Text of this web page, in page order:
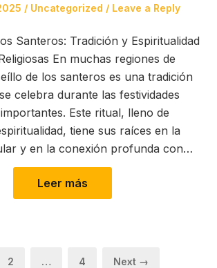
Posted
Uncategorized Leave a Reply
Santeros: Tradición y Espiritualidad
En muchas regiones de
de los santeros es una tradición
celebra durante las festividades
Este ritual, lleno de
tiene sus raíces en la
y en la conexión profunda con…
Leer más
Page
2 … Page
4 Next →